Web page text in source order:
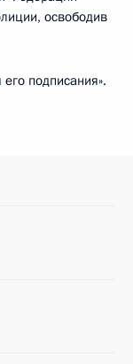
освободив
подписания».